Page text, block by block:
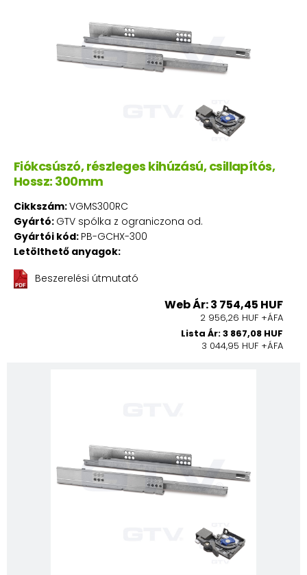
Fiókcsúszó, részleges kihúzású, csillapítós,
Hossz: 300mm
Cikkszám:VGMS300RC
Gyártó: GTV spólka z ograniczona od.
Gyártói kód: PB-GCHX-300
Letölthető anyagok:
Beszerelési útmutató
Web Ár: 3 754,45 HUF
2 956,26 HUF +ÁFA
Lista Ár: 3 867,08 HUF
3 044,95 HUF +ÁFA